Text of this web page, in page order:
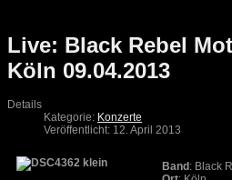
Live: Black Rebel
Köln 09.04.2013
Details
Kategorie: Konzerte
Veröffentlicht: 12. April 2013
Band : Black